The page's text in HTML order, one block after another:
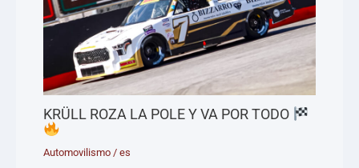
KRÜLL ROZA LA POLE Y VA POR TODO
Automovilismo /es